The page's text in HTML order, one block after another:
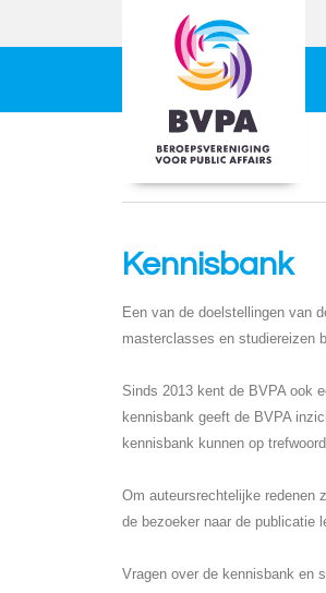
Kennisbank
Een van de doelstellingen van
masterclasses en studiereizen
Sinds 2013 kent de BVPA ook
kennisbank geeft de BVPA
kennisbank kunnen op
Om auteursrechtelijke redenen
de bezoeker naar de publicatie
Vragen over de kennisbank en